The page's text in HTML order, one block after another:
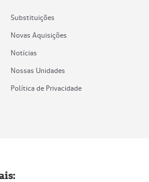
Substituições
Novas Aquisições
Notícias
Nossas Unidades
Política de Privacidade